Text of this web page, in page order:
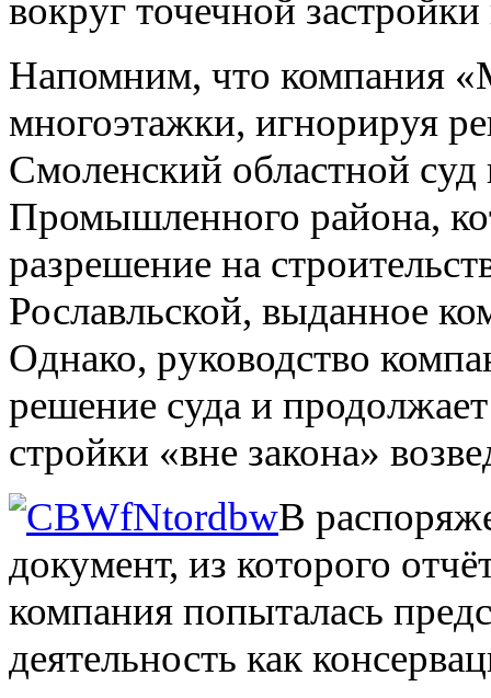
вокруг точечной
Напомним, что компания
многоэтажки, игнорируя
Смоленский областной
Промышленного района,
разрешение на
Рославльской, выданное
Однако, руководство
решение суда и
стройки «вне закона»
В
документ, из которого
компания попыталась
деятельность как